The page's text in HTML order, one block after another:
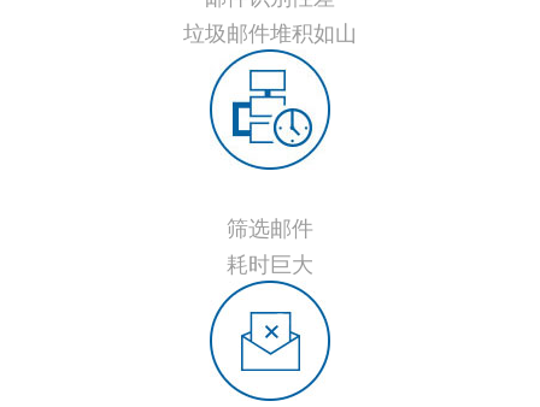
垃圾邮件堆积如山
筛选邮件
耗时巨大